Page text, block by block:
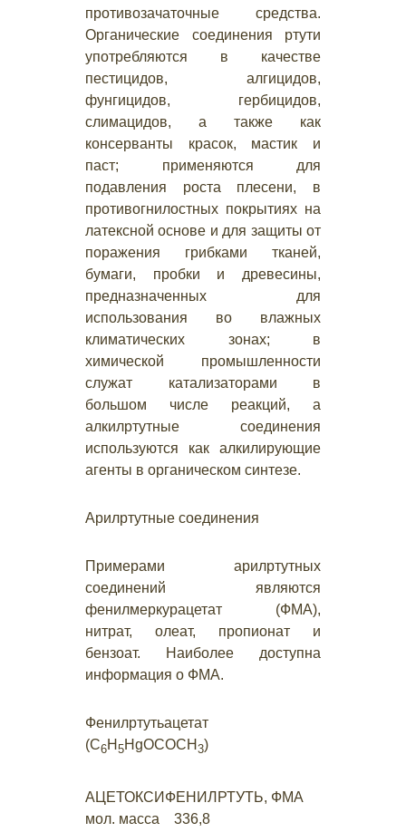
противозачаточные средства.
Органические соединения ртути
употребляются в качестве
пестицидов, алгицидов,
фунгицидов, гербицидов,
слимацидов, а также как
консерванты красок, мастик и
паст; применяются для
подавления роста плесени, в
противогнилостных покрытиях на
латексной основе и для защиты от
поражения грибками тканей,
бумаги, пробки и древесины,
предназначенных для
использования во влажных
климатических зонах; в
химической промышленности
служат катализаторами в
большом числе реакций, а
алкилртутные соединения
используются как алкилирующие
агенты в органическом синтезе.
Арилртутные соединения
Примерами арилртутных
соединений являются
фенилмеркурацетат (ФМА),
нитрат, олеат, пропионат и
бензоат. Наиболее доступна
информация о ФМА.
Фенилртутьацетат
(С6Н 5HgОСОСН 3)
АЦЕТОКСИФЕНИЛРТУТЬ, ФМА
мол. масса 336,8